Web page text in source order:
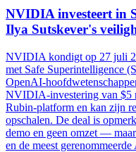
NVIDIA investeert in
Ilya Sutskever's
NVIDIA kondigt op 27 juli
met Safe Superintelligence
OpenAI-
NVIDIA-investering van $5
Rubin-platform en kan zijn
opschalen. De deal is
demo en geen omzet —
en de meest